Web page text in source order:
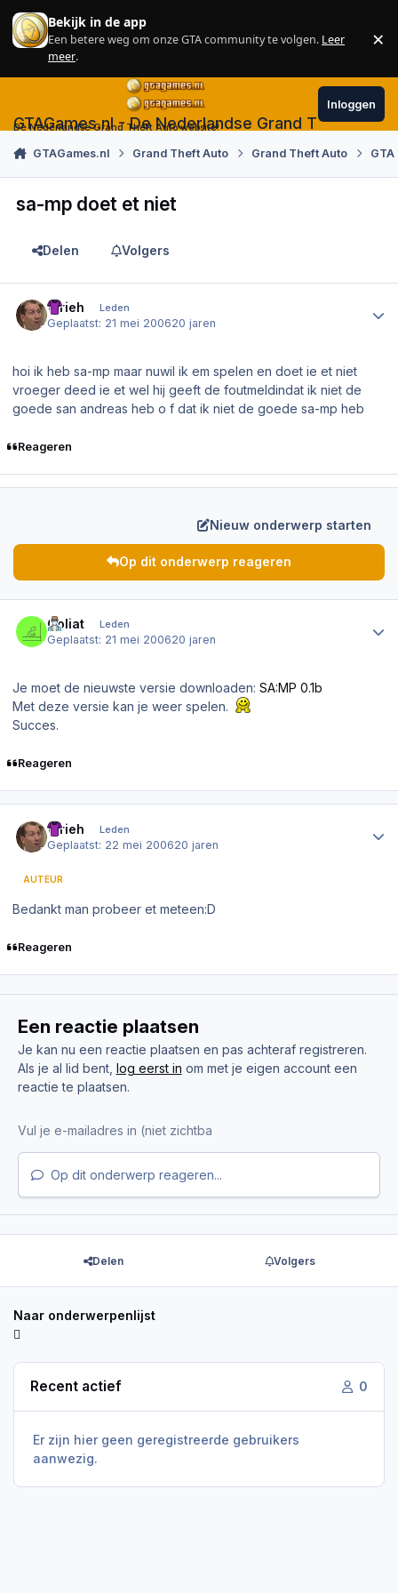
Skip to content
Bekijk in de app
Een betere weg om onze GTA community te volgen. Leer
meer.
×
GTAGames.nl - De Nederlandse Grand Theft Auto
De Nederlandse Grand Theft Auto website!
Inloggen
GTAGames.nl Grand Theft Auto Grand Theft Auto
sa-mp doet et niet
Delen Volgers
Wrieh Leden
Geplaatst: 21 mei 200620 jaren
hoi ik heb sa-mp maar nuwil ik em spelen en doet ie et niet
vroeger deed ie et wel hij geeft de foutmeldindat ik niet de
goede san andreas heb o f dat ik niet de goede sa-mp heb
Reageren
Nieuw onderwerp starten
Op dit onderwerp reageren
Goliat Leden
Geplaatst: 21 mei 200620 jaren
Je moet de nieuwste versie downloaden: SA:MP 0.1b
Met deze versie kan je weer spelen.
Succes.
Reageren
Wrieh Leden
Geplaatst: 22 mei 200620 jaren
AUTEUR
Bedankt man probeer et meteen:D
Reageren
Een reactie plaatsen
Je kan nu een reactie plaatsen en pas achteraf registreren.
Als je al lid bent, log eerst in om met je eigen account een
reactie te plaatsen.
Op dit onderwerp reageren...
Delen Volgers
Naar onderwerpenlijst
Recent actief 0
Er zijn hier geen geregistreerde gebruikers
aanwezig.